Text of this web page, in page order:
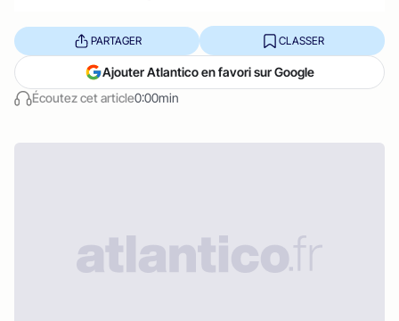
Écoutez cet article0:00min
PARTAGER CLASSER
Ajouter Atlantico en favori sur Google